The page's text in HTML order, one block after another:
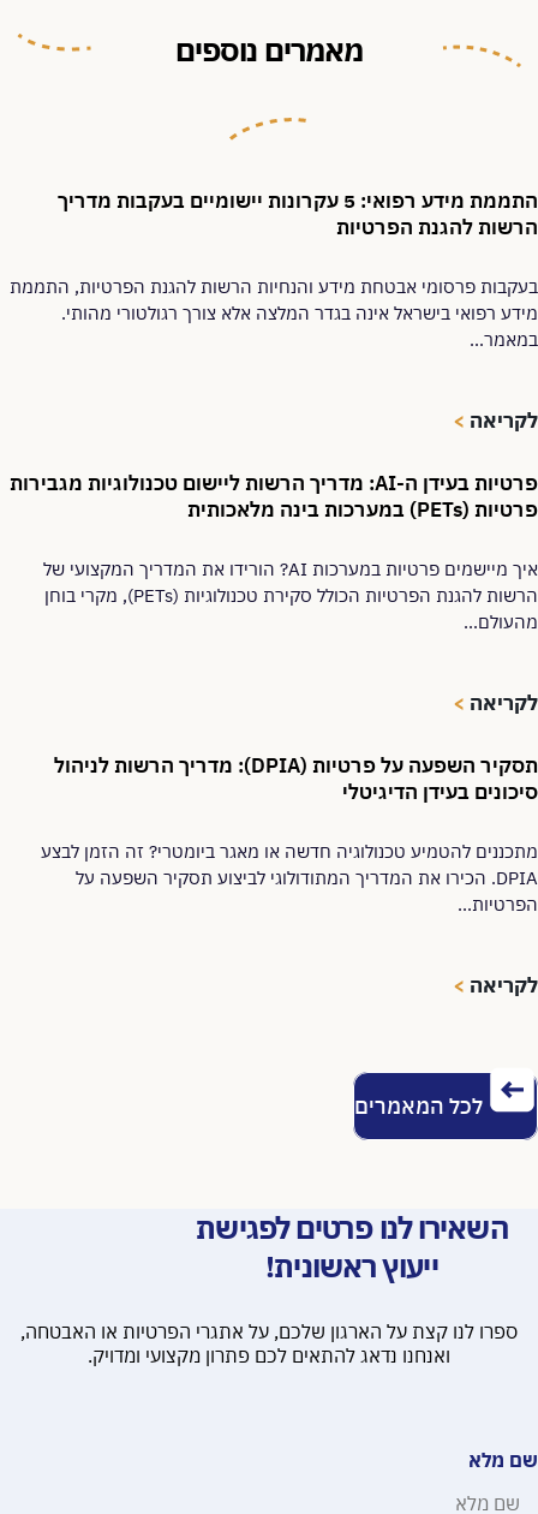
מאמרים נוספים
התממת מידע רפואי: 5 עקרונות יישומיים בעקבות מדריך
הרשות להגנת הפרטיות
בעקבות פרסומי אבטחת מידע והנחיות הרשות להגנת הפרטיות, התממת
מידע רפואי בישראל אינה בגדר המלצה אלא צורך רגולטורי מהותי.
במאמר...
לקריאה >
פרטיות בעידן ה-AI: מדריך הרשות ליישום טכנולוגיות מגבירות
פרטיות (PETs) במערכות בינה מלאכותית
איך מיישמים פרטיות במערכות AI? הורידו את המדריך המקצועי של
הרשות להגנת הפרטיות הכולל סקירת טכנולוגיות (PETs), מקרי בוחן
מהעולם...
לקריאה >
תסקיר השפעה על פרטיות (DPIA): מדריך הרשות לניהול
סיכונים בעידן הדיגיטלי
מתכננים להטמיע טכנולוגיה חדשה או מאגר ביומטרי? זה הזמן לבצע
DPIA. הכירו את המדריך המתודולוגי לביצוע תסקיר השפעה על
הפרטיות...
לקריאה >
לכל המאמרים
השאירו לנו פרטים לפגישת
ייעוץ ראשונית!
ספרו לנו קצת על הארגון שלכם, על אתגרי הפרטיות או האבטחה,
ואנחנו נדאג להתאים לכם פתרון מקצועי ומדויק.
שם מלא